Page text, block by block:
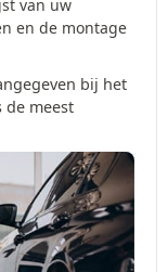
van uw
en de montage
bij het
de meest